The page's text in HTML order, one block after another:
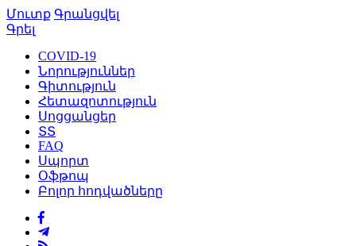
Մուտք Գրանցվել
Գրել
COVID-19
Նորություններ
Գիտություն
Հետազոտություն
Սոցցանցեր
ՏՏ
FAQ
Սպորտ
Օֆթոպ
Բոլոր հոդվածները